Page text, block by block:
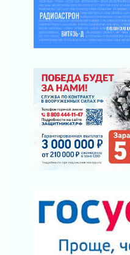
Пропавшего
районе Ленобласти
02 августа 2026
Жителям
действовать при
02 августа 2026
В Ивангороде
граждан
02 августа 2026
Готовность №1
02 августа 2026
Километровые
Ленобласть
операторов БПЛА
В Ивангороде